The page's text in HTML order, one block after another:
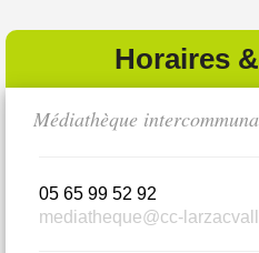
Horaires
Médiathèque
05 65 99 52 92
mediatheque@cc-